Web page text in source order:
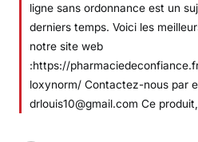
ligne sans ordonnance est un
derniers temps. Voici les
notre site web
:https://
loxynorm/ Contactez-nous par
drlouis10@gmail.com Ce